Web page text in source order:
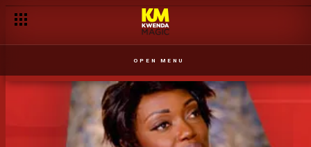
OPEN MENU